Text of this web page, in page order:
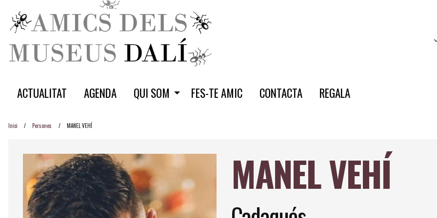
ACTUALITAT AGENDA QUI SOM FES-TE AMIC CONTACTA REGALA
Inici Persones MANEL VEHÍ
MANEL VEHÍ